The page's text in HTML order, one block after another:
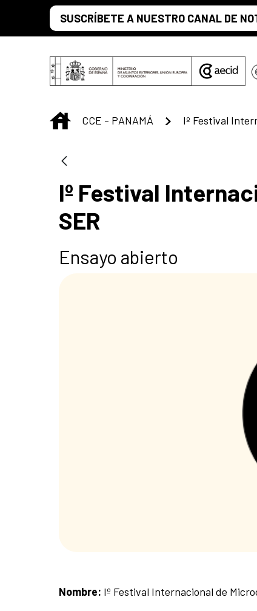
Saltar al contenido principal
SUSCRÍBETE A NUESTRO CANAL DE
INICIO
CCE - PANAMÁ
Iº Festival
SER
Ensayo abierto
Nombre: Iº Festival Internacional de